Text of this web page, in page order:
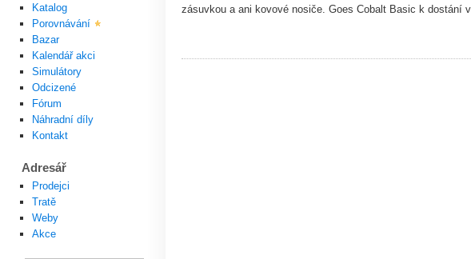
zásuvkou a ani kovové nosiče. Goes Cobalt Basic k dostání
Katalog
Porovnávání
Bazar
Kalendář akci
Simulátory
Odcizené
Fórum
Náhradní díly
Kontakt
Adresář
Prodejci
Tratě
Weby
Akce